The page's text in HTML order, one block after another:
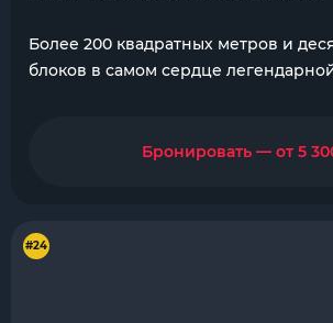
Более 200 квадратных метров и
блоков в самом сердце
Бронировать — от 5
#24